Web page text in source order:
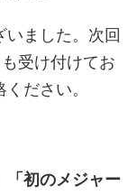
いました。次回
受け付けてお
ださい。
「初のメジャー